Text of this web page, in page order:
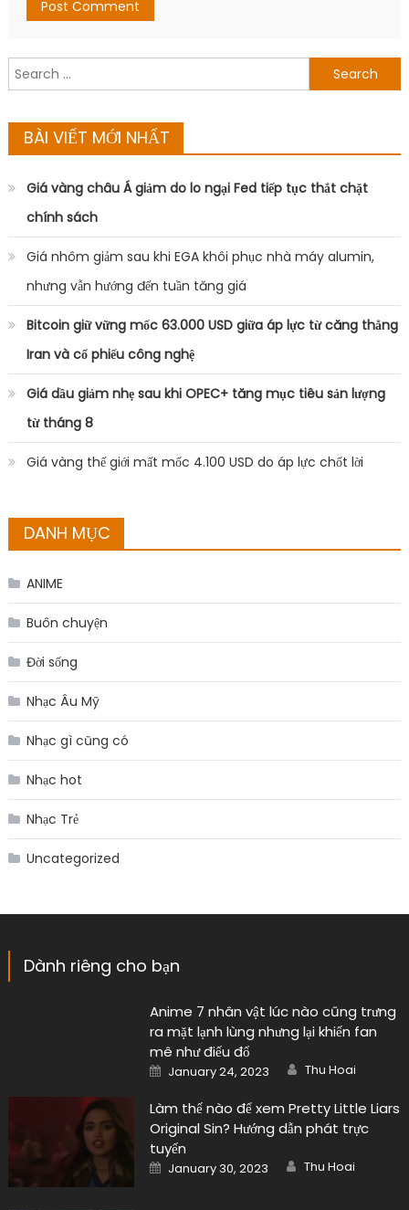
Search
for:
BÀI VIẾT MỚI NHẤT
Giá vàng châu Á giảm do lo ngại Fed tiếp tục thắt chặt
chính sách
Giá nhôm giảm sau khi EGA khôi phục nhà máy alumin,
nhưng vẫn hướng đến tuần tăng giá
Bitcoin giữ vững mốc 63.000 USD giữa áp lực từ căng thẳng
Iran và cổ phiếu công nghệ
Giá dầu giảm nhẹ sau khi OPEC+ tăng mục tiêu sản lượng
từ tháng 8
Giá vàng thế giới mất mốc 4.100 USD do áp lực chốt lời
DANH MỤC
ANIME
Buôn chuyện
Đời sống
Nhạc Âu Mỹ
Nhạc gì cũng có
Nhạc hot
Nhạc Trẻ
Uncategorized
Dành riêng cho bạn
Anime 7 nhân vật lúc nào cũng trưng
ra mặt lạnh lùng nhưng lại khiến fan
mê như điếu đổ
Posted
on
January 24, 2023 Author
Thu Hoai
Làm thế nào để xem Pretty Little Liars
Original Sin? Hướng dẫn phát trực
tuyến
Posted
on
January 30, 2023 Author
Thu Hoai